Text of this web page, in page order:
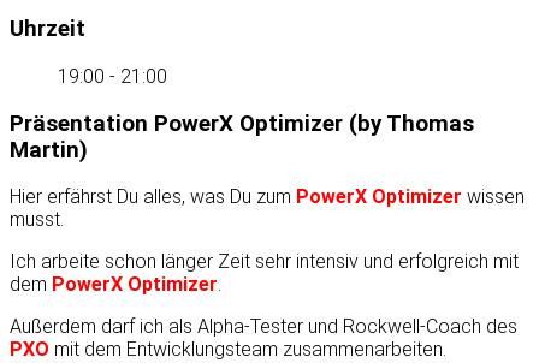
Uhrzeit
19:00 - 21:00
Präsentation PowerX Optimizer (by Thomas
Martin)
Hier erfährst Du alles, was Du zum PowerX Optimizer wissen
musst.
Ich arbeite schon länger Zeit sehr intensiv und erfolgreich mit
dem PowerX Optimizer.
Außerdem darf ich als Alpha-Tester und Rockwell-Coach des
PXO mit dem Entwicklungsteam zusammenarbeiten.